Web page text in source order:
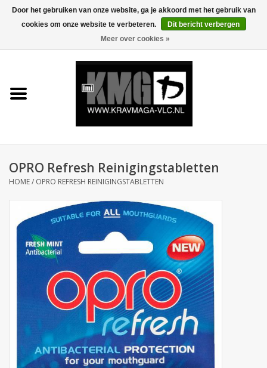
0 Artikelen - €0,00
Krav Maga Kleding
Kids Krav Maga
OPRO Refresh Reinigingstabletten
HOME/ OPRO REFRESH REINIGINGSTABLETTEN
Door het gebruiken van onze website, ga je akkoord met het gebruik van
cookies om onze website te verbeteren.
Dit bericht verbergen
Meer over cookies »